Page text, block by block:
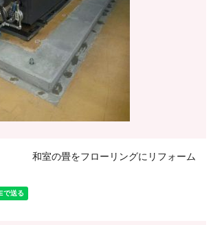
和室の畳をフローリングにリフォーム